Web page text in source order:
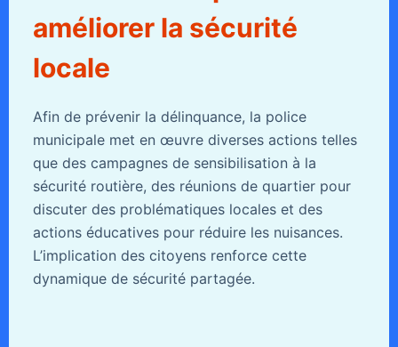
améliorer la sécurité
locale
Afin de prévenir la délinquance, la police
municipale met en œuvre diverses actions telles
que des campagnes de sensibilisation à la
sécurité routière, des réunions de quartier pour
discuter des problématiques locales et des
actions éducatives pour réduire les nuisances.
L’implication des citoyens renforce cette
dynamique de sécurité partagée.